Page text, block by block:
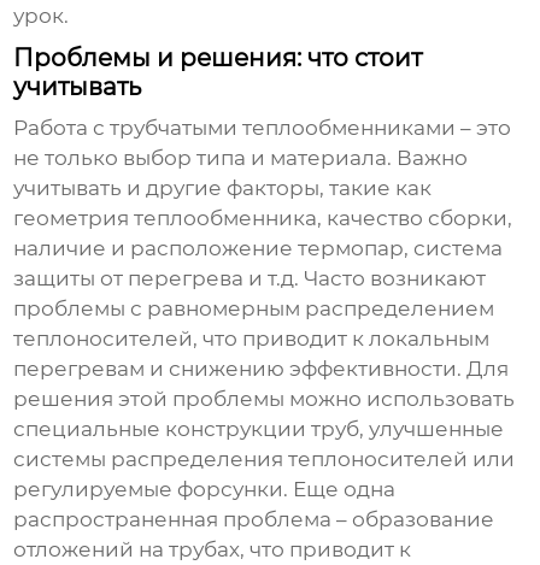
урок.
Проблемы и решения: что стоит
учитывать
Работа струбчатыми теплообменниками – это
не только выбор типа и материала. Важно
учитывать и другие факторы, такие как
геометрия теплообменника, качество сборки,
наличие и расположение термопар, система
защиты от перегрева и т.д. Часто возникают
проблемы с равномерным распределением
теплоносителей, что приводит к локальным
перегревам и снижению эффективности. Для
решения этой проблемы можно использовать
специальные конструкции труб, улучшенные
системы распределения теплоносителей или
регулируемые форсунки. Еще одна
распространенная проблема – образование
отложений на трубах, что приводит к